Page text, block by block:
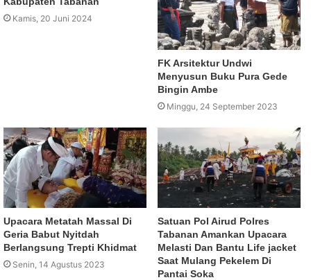
Kamis, 20 Juni 2024
FK Arsitektur Undwi
Menyusun Buku Pura Gede
Bingin Ambe
Minggu, 24 September 2023
Upacara Metatah Massal Di
Geria Babut Nyitdah
Berlangsung Trepti Khidmat
Senin, 14 Agustus 2023
Satuan Pol Airud Polres
Tabanan Amankan Upacara
Melasti Dan Bantu Life jacket
Saat Mulang Pekelem Di
Pantai Soka